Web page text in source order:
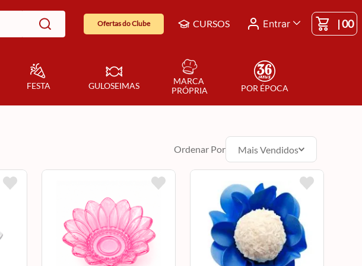
Ofertas do Clube CURSOS Entrar |00
FESTA GULOSEIMAS
MARCA
PRÓPRIA
POR ÉPOCA
Ordenar Por Mais Vendidos